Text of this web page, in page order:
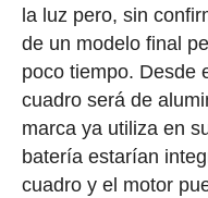
la luz pero, sin
de un modelo final
poco tiempo. Desde
cuadro será de
marca ya utiliza en
batería estarían
cuadro y el motor